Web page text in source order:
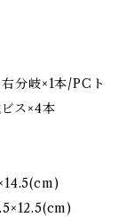
分岐×1本/PCト
ス×4本